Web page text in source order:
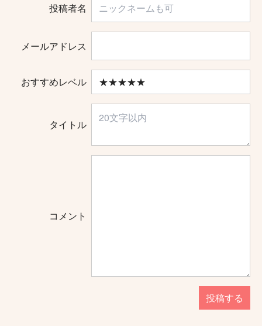
投稿者名
メールアドレス
おすすめレベル
タイトル
コメント
投稿する